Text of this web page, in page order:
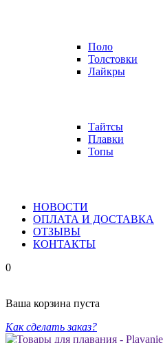
Поло
Толстовки
Лайкры
Тайтсы
Плавки
Топы
НОВОСТИ
ОПЛАТА И ДОСТАВКА
ОТЗЫВЫ
КОНТАКТЫ
0
Ваша корзина пуста
Как сделать заказ?